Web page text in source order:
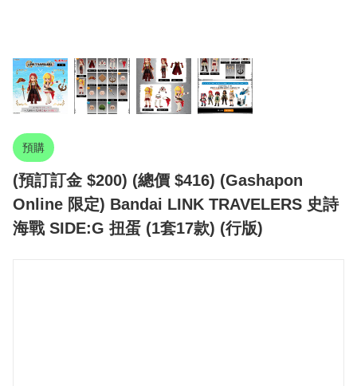
預購
(預訂訂金 $200) (總價 $416) (Gashapon
Online 限定) Bandai LINK TRAVELERS 史詩
海戰 SIDE:G 扭蛋 (1套17款) (行版)